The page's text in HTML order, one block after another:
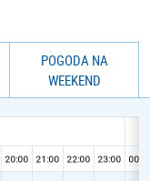
POGODA NA
WEEKEND